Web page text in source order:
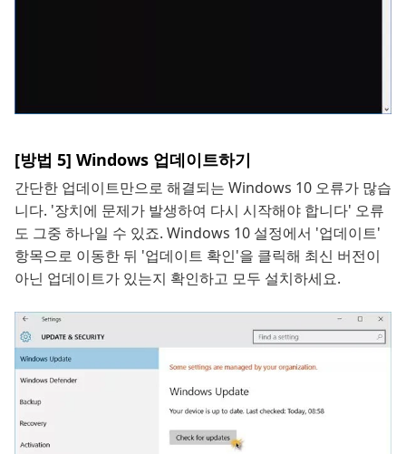
[방법 5] Windows 업데이트하기
간단한 업데이트만으로 해결되는 Windows 10 오류가 많습
니다. '장치에 문제가 발생하여 다시 시작해야 합니다' 오류
도 그중 하나일 수 있죠. Windows 10 설정에서 '업데이트'
항목으로 이동한 뒤 '업데이트 확인'을 클릭해 최신 버전이
아닌 업데이트가 있는지 확인하고 모두 설치하세요.